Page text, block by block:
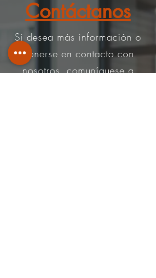
Contáctanos
Si desea más información o
ponerse en contacto con
nosotros, comuníquese a